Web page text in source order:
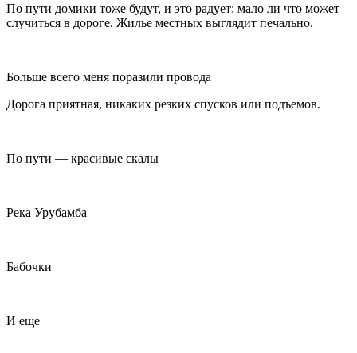
По пути домики тоже будут, и это радует: мало ли что может
случиться в дороге. Жилье местных выглядит печально.
Больше всего меня поразили провода
Дорога приятная, никаких резких спусков или подъемов.
По пути — красивые скалы
Река Урубамба
Бабочки
И еще